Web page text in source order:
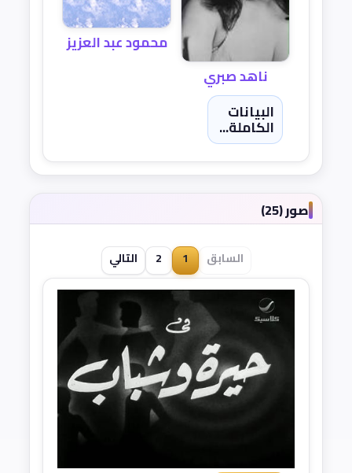
ناهد صبري
محمود عبد العزيز
البيانات
الكاملة...
صور (25)
السابق 1
2 التالي